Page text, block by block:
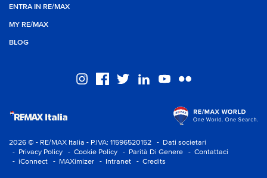
ENTRA IN RE/MAX
MY RE/MAX
BLOG
2026 © - RE/MAX Italia - P.IVA: 11596520152
- Dati societari
- Privacy Policy
- Cookie Policy - Parità Di Genere
- Contattaci
- iConnect
- MAXimizer - Intranet - Credits